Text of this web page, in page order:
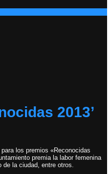
2013’
los premios «Reconocidas
premia la labor femenina
la ciudad, entre otros.